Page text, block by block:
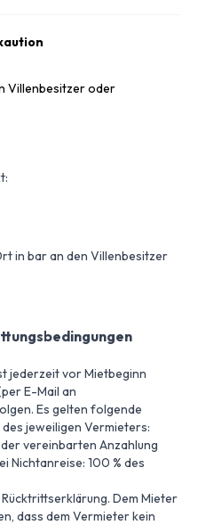
Villenbesitzer oder
in bar an den Villenbesitzer
jederzeit vor Mietbeginn
E-Mail an
Es gelten folgende
jeweiligen Vermieters:
vereinbarten Anzahlung
Nichtanreise: 100 % des
Dem Mieter
dass dem Vermieter kein